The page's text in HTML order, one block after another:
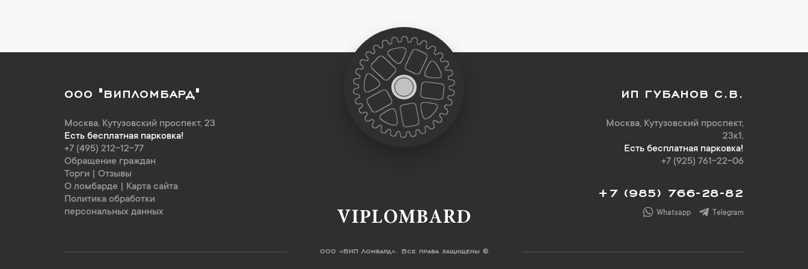
ООО "ВИПЛОМБАРД"
Москва, Кутузовский проспект, 23
Есть бесплатная парковка!
+7 (495) 212-12-77
Обращение граждан
Торги
Отзывы
О ломбарде
Карта сайта
Политика обработки
персональных данных
ИП ГУБАНОВ С.В.
Москва, Кутузовский проспект,
23к1,
Есть бесплатная парковка!
+7 (925) 761-22-06
+7 (985) 766-28-82
Whatsapp Telegram
VIPLOMBARD
ООО «ВИП Ломбард». Все права защищены ©